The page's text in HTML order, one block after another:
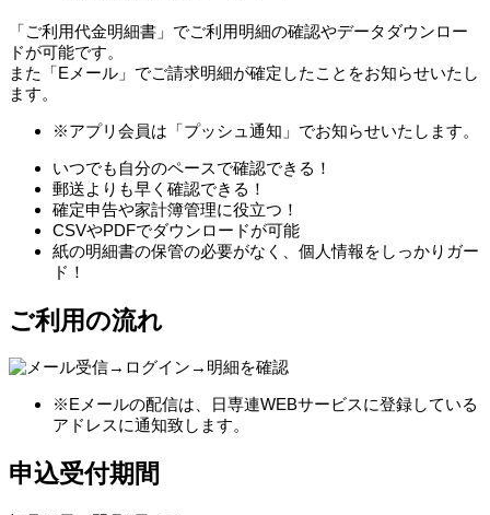
「ご利用代金明細書」でご利用明細の確認やデータダウンロー
ドが可能です。
また「Eメール」でご請求明細が確定したことをお知らせいたし
ます。
※アプリ会員は「プッシュ通知」でお知らせいたします。
いつでも自分のペースで確認できる！
郵送よりも早く確認できる！
確定申告や家計簿管理に役立つ！
CSVやPDFでダウンロードが可能
紙の明細書の保管の必要がなく、個人情報をしっかりガー
ド！
ご利用の流れ
※Eメールの配信は、日専連WEBサービスに登録している
アドレスに通知致します。
申込受付期間